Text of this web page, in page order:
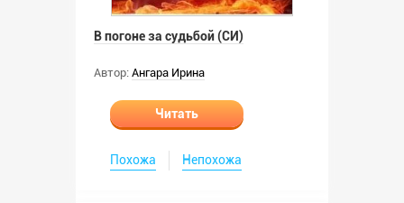
В погоне за судьбой (СИ)
Автор: Ангара Ирина
Читать
Похожа Непохожа